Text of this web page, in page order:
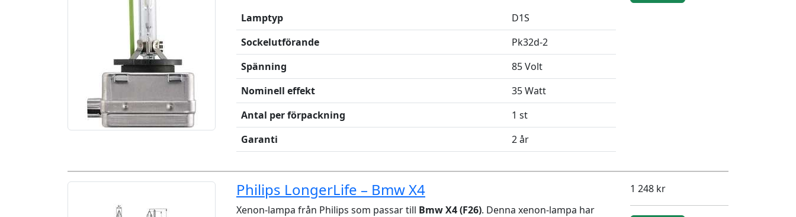
Lamptyp
D1S
Sockelutförande
Pk32d-2
Spänning
85 Volt
Nominell effekt
35 Watt
Antal per förpackning
1 st
Garanti
2 år
Philips LongerLife – Bmw X4
Xenon-lampa från Philips som passar till Bmw X4 (F26). Denna xenon-lampa har
1 248 kr